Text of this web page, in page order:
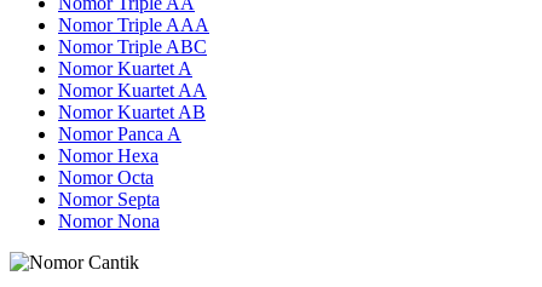
Nomor Triple AAA
Nomor Triple ABC
Nomor Kuartet A
Nomor Kuartet AA
Nomor Kuartet AB
Nomor Panca A
Nomor Hexa
Nomor Octa
Nomor Septa
Nomor Nona